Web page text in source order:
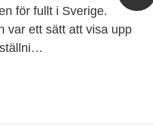
för fullt i Sverige.
var ett sätt att visa upp